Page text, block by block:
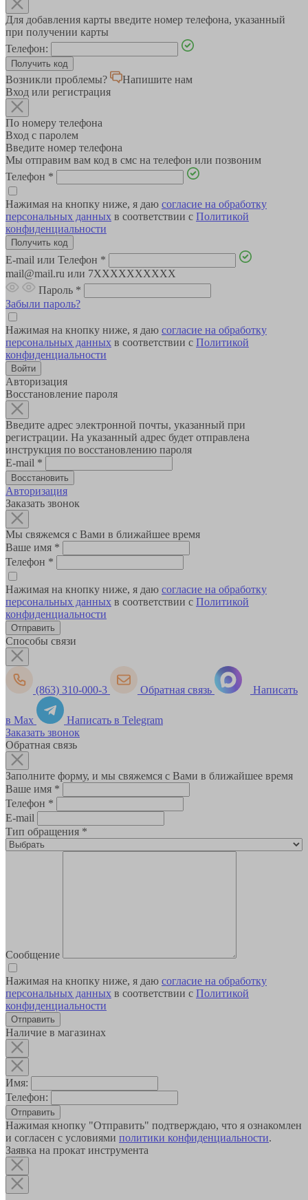
Для добавления карты введите номер телефона, указанный
при получении карты
Телефон:
Возникли проблемы?
Напишите нам
Вход или регистрация
По номеру телефона
Вход с паролем
Введите номер телефона
Мы отправим вам код в смс на телефон или позвоним
Телефон *
Нажимая на кнопку ниже, я даю согласие на обработку
персональных данных в соответствии с Политикой
конфиденциальности
E-mail или Телефон *
mail@mail.ru или 7XXXXXXXXXX
Пароль *
Забыли пароль?
Нажимая на кнопку ниже, я даю согласие на обработку
персональных данных в соответствии с Политикой
конфиденциальности
Авторизация
Восстановление пароля
Введите адрес электронной почты, указанный при
регистрации. На указанный адрес будет отправлена
инструкция по восстановлению пароля
E-mail *
Авторизация
Заказать звонок
Мы свяжемся с Вами в ближайшее время
Ваше имя *
Телефон *
Нажимая на кнопку ниже, я даю согласие на обработку
персональных данных в соответствии с Политикой
конфиденциальности
Способы связи
(863) 310-000-3 Обратная связь Написать
в Max
Написать в Telegram
Заказать звонок
Обратная связь
Заполните форму, и мы свяжемся с Вами в ближайшее время
Ваше имя *
Телефон *
E-mail
Тип обращения *
Сообщение
Нажимая на кнопку ниже, я даю согласие на обработку
персональных данных в соответствии с Политикой
конфиденциальности
Наличие в магазинах
Имя:
Телефон:
Отправить
Нажимая кнопку "Отправить" подтверждаю, что я ознакомлен
и согласен с условиями политики конфиденциальности.
Заявка на прокат инструмента